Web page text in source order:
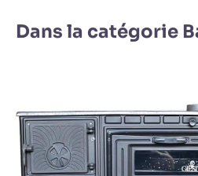
Dans la catégorie